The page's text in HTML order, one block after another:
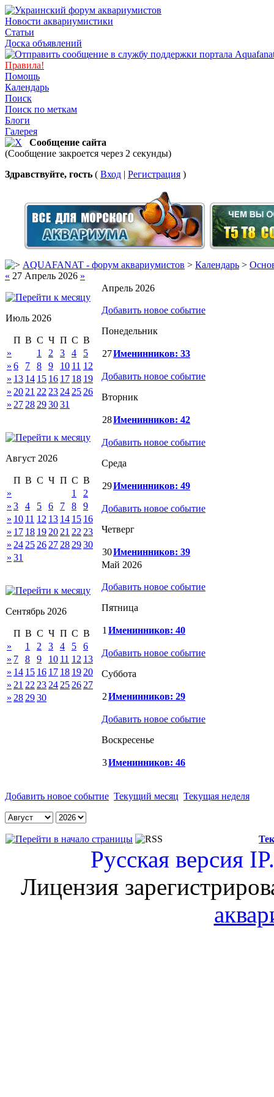
Новости аквариумистики
Статьи
Доска объявлений
Правила!
Помощь
Календарь
Поиск
Поиск по меткам
Блоги
Галерея
Сообщение сайта
(Сообщение закроется через 2 секунды)
Здравствуйте, гость ( Вход | Регистрация )
AQUAFANAT - форум аквариумистов > Календарь >
« 27 Апрель 2026 »
Июль 2026
П В С Ч П С В
»
1 2 3 4
5
» 6 7 8 9 10 11 12
» 13 14 15 16 17 18 19
» 20 21 22 23 24 25 26
» 27 28 293031
Август 2026
П В С Ч П С В
»
1
2
» 3 4 5 6 7 8
9
» 10 11 12 13 14 15 16
» 17 18 19 20 21 22 23
» 24 25 26 27 28 2930
» 31
Сентябрь 2026
П В С Ч П С В
»
1 2 3 4 5
6
» 7 8 9 10 11 12 13
» 14 15 16 17 18 19 20
» 21 22 23 24 25 26 27
» 28 2930
Апрель 2026
Добавить новое событие
Понедельник
27Именинников: 33
Добавить новое событие
Вторник
28Именинников: 42
Добавить новое событие
Среда
29Именинников: 49
Добавить новое событие
Четверг
30Именинников: 39
Май 2026
Добавить новое событие
Пятница
1 Именинников: 40
Добавить новое событие
Суббота
2Именинников: 29
Добавить новое событие
Воскресенье
3Именинников: 46
Добавить новое событие Текущий месяц Текущая неделя
Русская версия
Лицензия